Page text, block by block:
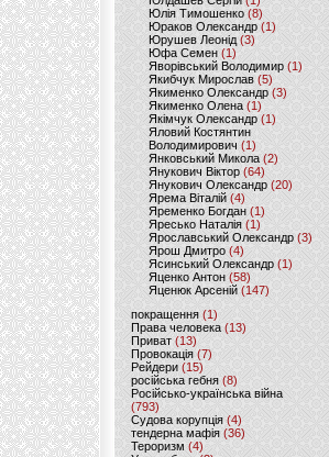
Юлія Тимошенко (8)
Юраков Олександр (1)
Юрушев Леонід (3)
Юфа Семен (1)
Яворівський Володимир (1)
Якибчук Мирослав (5)
Якименко Олександр (3)
Якименко Олена(1)
Якімчук Олександр (1)
Яловий Костянтин
Володимирович (1)
Янковський Микола(2)
Янукович Віктор (64)
Янукович Олександр(20)
Ярема Віталій(4)
Яременко Богдан(1)
Яресько Наталія(1)
Ярославський Олександр (3)
Ярош Дмитро (4)
Ясинський Олександр (1)
Яценко Антон(58)
Яценюк Арсеній (147)
покращення (1)
Права человека(13)
Приват (13)
Провокація (7)
Рейдери (15)
російська гебня (8)
Російсько-українська війна
(793)
Судова корупція (4)
тендерна мафія (36)
Тероризм (4)